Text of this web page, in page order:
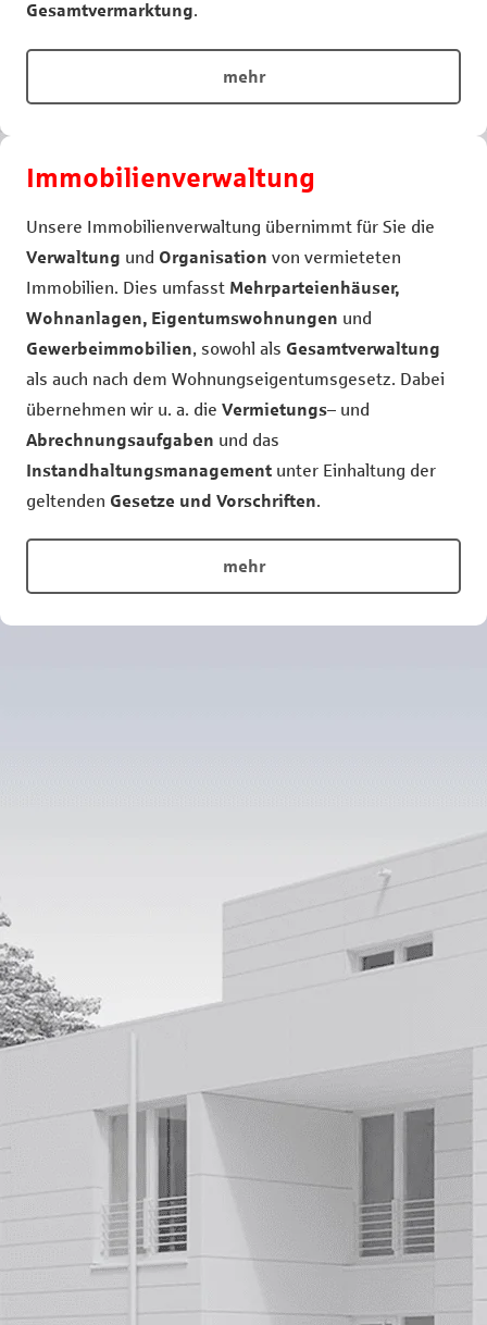
Gesamtvermarktung.
mehr
Immobilienverwaltung
Unsere Immobilienverwaltung übernimmt für Sie die
Verwaltung und Organisation von vermieteten
Immobilien. Dies umfasst Mehrparteienhäuser,
Wohnanlagen, Eigentumswohnungen und
Gewerbeimmobilien, sowohl als Gesamtverwaltung
als auch nach dem Wohnungseigentumsgesetz. Dabei
übernehmen wir u. a. die Vermietungs– und
Abrechnungsaufgaben und das
Instandhaltungsmanagement unter Einhaltung der
geltenden Gesetze und Vorschriften.
mehr